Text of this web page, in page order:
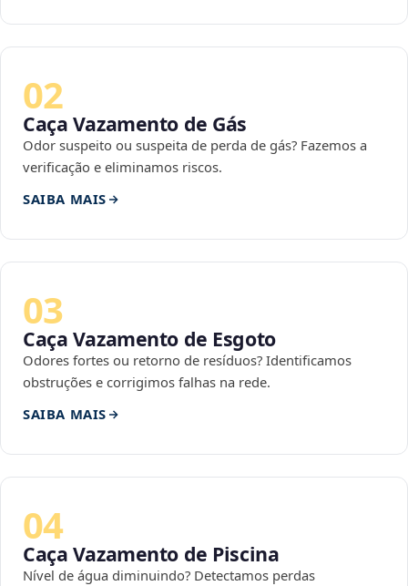
02
Caça Vazamento de Gás
Odor suspeito ou suspeita de perda de gás? Fazemos a
verificação e eliminamos riscos.
SAIBA MAIS
03
Caça Vazamento de Esgoto
Odores fortes ou retorno de resíduos? Identificamos
obstruções e corrigimos falhas na rede.
SAIBA MAIS
04
Caça Vazamento de Piscina
Nível de água diminuindo? Detectamos perdas